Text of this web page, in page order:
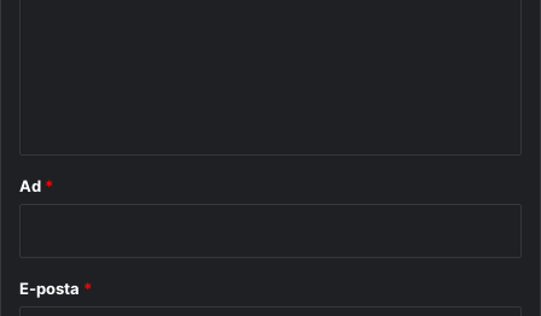
Ad *
E-posta *